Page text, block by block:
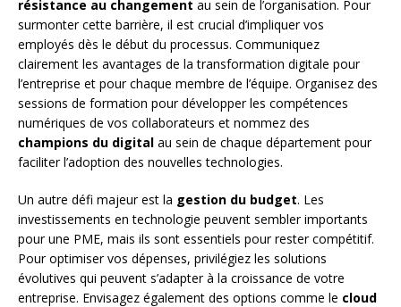
résistance au changement au sein de l’organisation. Pour
surmonter cette barrière, il est crucial d’impliquer vos
employés dès le début du processus. Communiquez
clairement les avantages de la transformation digitale pour
l’entreprise et pour chaque membre de l’équipe. Organisez des
sessions de formation pour développer les compétences
numériques de vos collaborateurs et nommez des
champions du digital au sein de chaque département pour
faciliter l’adoption des nouvelles technologies.
Un autre défi majeur est la gestion du budget. Les
investissements en technologie peuvent sembler importants
pour une PME, mais ils sont essentiels pour rester compétitif.
Pour optimiser vos dépenses, privilégiez les solutions
évolutives qui peuvent s’adapter à la croissance de votre
entreprise. Envisagez également des options comme le cloud